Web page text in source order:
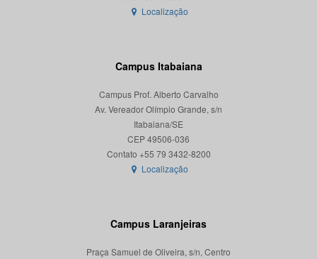
Localização
Campus Itabaiana
Campus Prof. Alberto Carvalho
Av. Vereador Olímpio Grande, s/n
Itabaiana/SE
CEP 49506-036
Localização
Campus Laranjeiras
Praça Samuel de Oliveira, s/n, Centro